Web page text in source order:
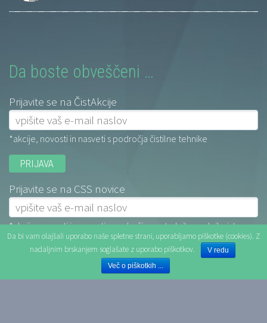
Da boste obveščeni …
Prijavite se na ČistAkcije
*akcije, novosti in nasveti s področja čistilne tehnike
Prijavite se na CSS novice
*akcije, novosti in nasveti s področja centralnih sesalnih sistemov
Da bi vam olajšali uporabo naše spletne strani, uporabljamo piškotke (cookies). Z
nadaljnim brskanjem soglašate z uporabo piškotkov.
V redu
Več o piškotkih ...